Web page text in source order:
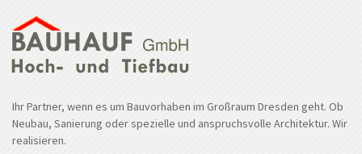
Ihr Partner, wenn es um Bauvorhaben im Großraum Dresden geht. Ob
Neubau, Sanierung oder spezielle und anspruchsvolle Architektur. Wir
realisieren.